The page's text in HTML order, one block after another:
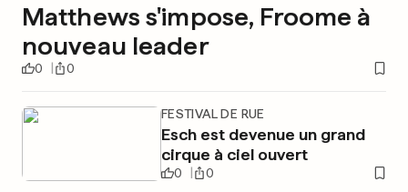
Matthews s'impose, Froome à
nouveau leader
0 0
FESTIVAL DE RUE
Esch est devenue un grand
cirque à ciel ouvert
0 0